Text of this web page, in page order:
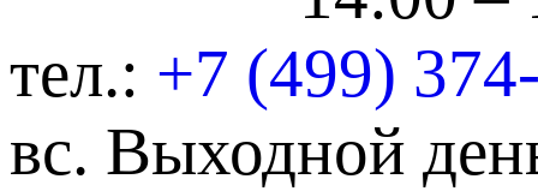
тел.: +7 (499)
вс. Выходной